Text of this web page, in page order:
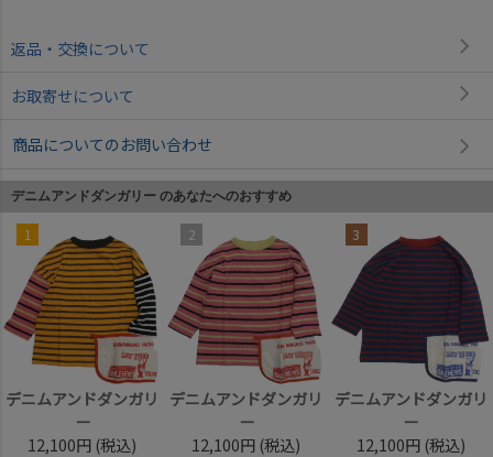
返品・交換について
お取寄せについて
商品についてのお問い合わせ
デニムアンドダンガリー のあなたへのおすすめ
1
デニムアンドダンガリ
ー
12,100円 (税込)
2
デニムアンドダンガリ
ー
12,100円 (税込)
3
デニムアンドダンガリ
ー
12,100円 (税込)